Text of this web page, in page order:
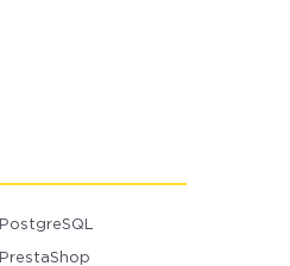
PostgreSQL
PrestaShop